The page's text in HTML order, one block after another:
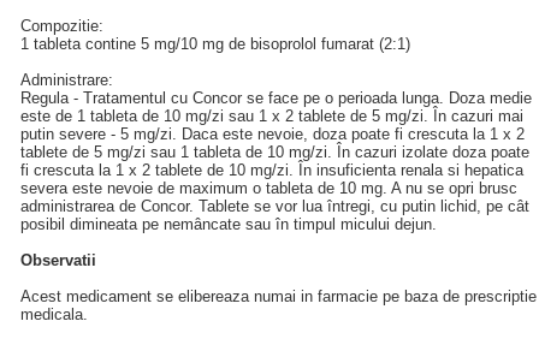
Compozitie:
1 tableta contine 5 mg/10 mg de bisoprolol fumarat (2:1)
Administrare:
Regula - Tratamentul cu Concor se face pe o perioada lunga. Doza medie
este de 1 tableta de 10 mg/zi sau 1 x 2 tablete de 5 mg/zi. În cazuri mai
putin severe - 5 mg/zi. Daca este nevoie, doza poate fi crescuta la 1 x 2
tablete de 5 mg/zi sau 1 tableta de 10 mg/zi. În cazuri izolate doza poate
fi crescuta la 1 x 2 tablete de 10 mg/zi. În insuficienta renala si hepatica
severa este nevoie de maximum o tableta de 10 mg. A nu se opri brusc
administrarea de Concor. Tablete se vor lua întregi, cu putin lichid, pe cât
posibil dimineata pe nemâncate sau în timpul micului dejun.
Observatii
Acest medicament se elibereaza numai in farmacie pe baza de prescriptie
medicala.